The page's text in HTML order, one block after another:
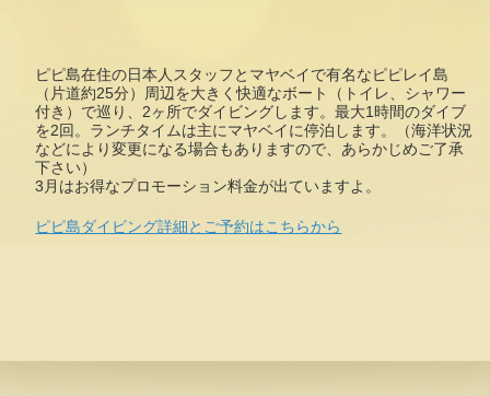
ピピ島在住の日本人スタッフとマヤベイで有名なピピレイ島
（片道約25分）周辺を大きく快適なボート（トイレ、シャワー
付き）で巡り、2ヶ所でダイビングします。最大1時間のダイブ
を2回。ランチタイムは主にマヤベイに停泊します。（海洋状況
などにより変更になる場合もありますので、あらかじめご了承
下さい）
3月はお得なプロモーション料金が出ていますよ。
ピピ島ダイビング詳細とご予約はこちらから